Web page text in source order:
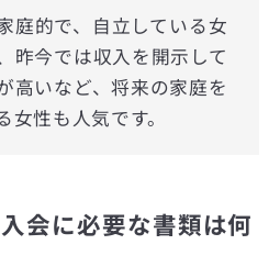
庭的で、自立している女
昨今では収入を開示して
高いなど、将来の家庭を
性も人気です。
会に必要な書類は何